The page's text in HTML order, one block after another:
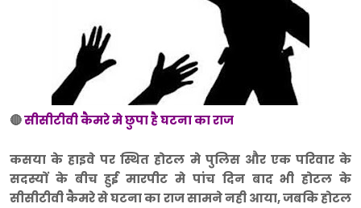
🔴सीसीटीवी कैमरे मे छुपा है घटना का राज
कसया के हाइवे पर स्थित होटल मे पुलिस और एक परिवार के
सदस्यों के बीच हुई मारपीट मे पांच दिन बाद भी होटल के
सीसीटीवी कैमरे से घटना का राज सामने नही आया, जबकि होटल